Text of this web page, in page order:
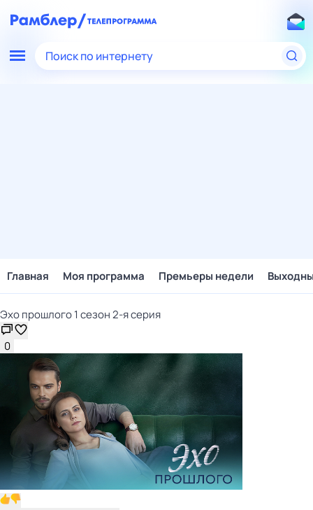
Поиск по интернету
Главная Моя программа Премьеры недели
Эхо прошлого 1 сезон 2-я серия
0